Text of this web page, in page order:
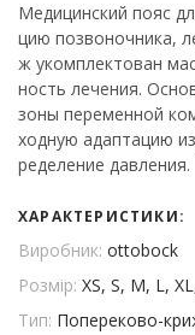
Медицинский пояс
цию позвоночника,
ж укомплектован
ность лечения.
зоны переменной
ходную адаптацию
ределение давления.
ХАРАКТЕРИСТИКИ:
Виробник: ottobock
Розмір: XS, S, M, L,
Тип: Попереково-